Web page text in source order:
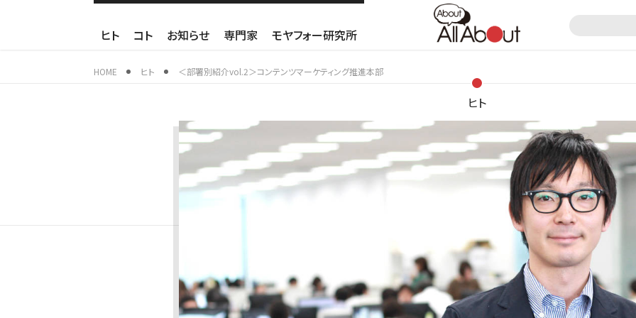
ヒト コト お知らせ 専門家 モヤフォー研究所
HOME ヒト ＜部署別紹介vol.2＞コンテンツマーケティング推進本部
ヒト